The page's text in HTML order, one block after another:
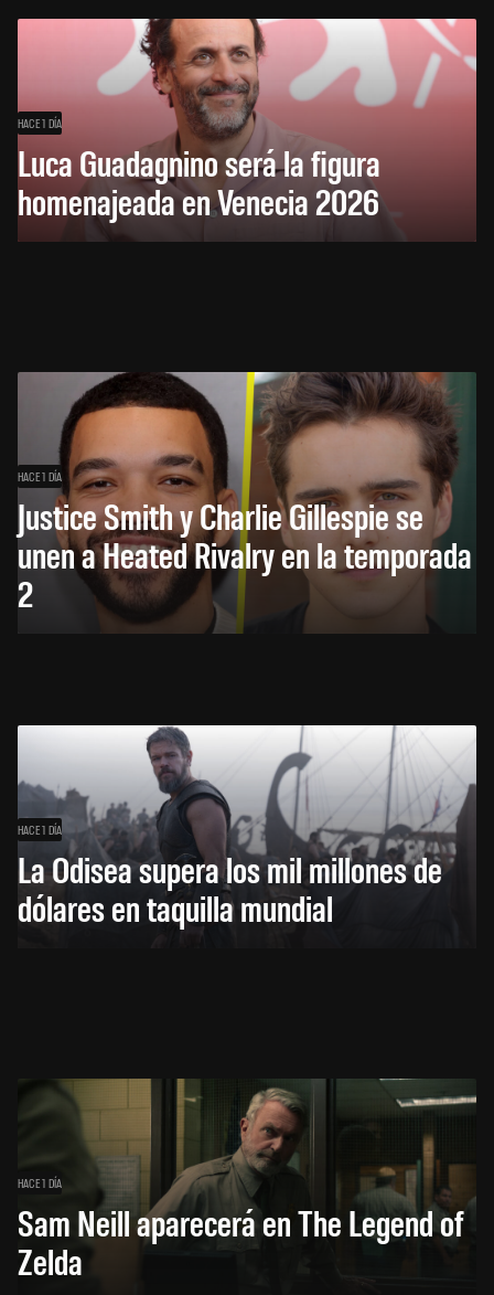
HACE 1 DÍA
Luca Guadagnino será la figura
homenajeada en Venecia 2026
HACE 1 DÍA
Justice Smith y Charlie Gillespie se
unen a Heated Rivalry en la temporada
2
HACE 1 DÍA
La Odisea supera los mil millones de
dólares en taquilla mundial
HACE 1 DÍA
Sam Neill aparecerá en The Legend of
Zelda